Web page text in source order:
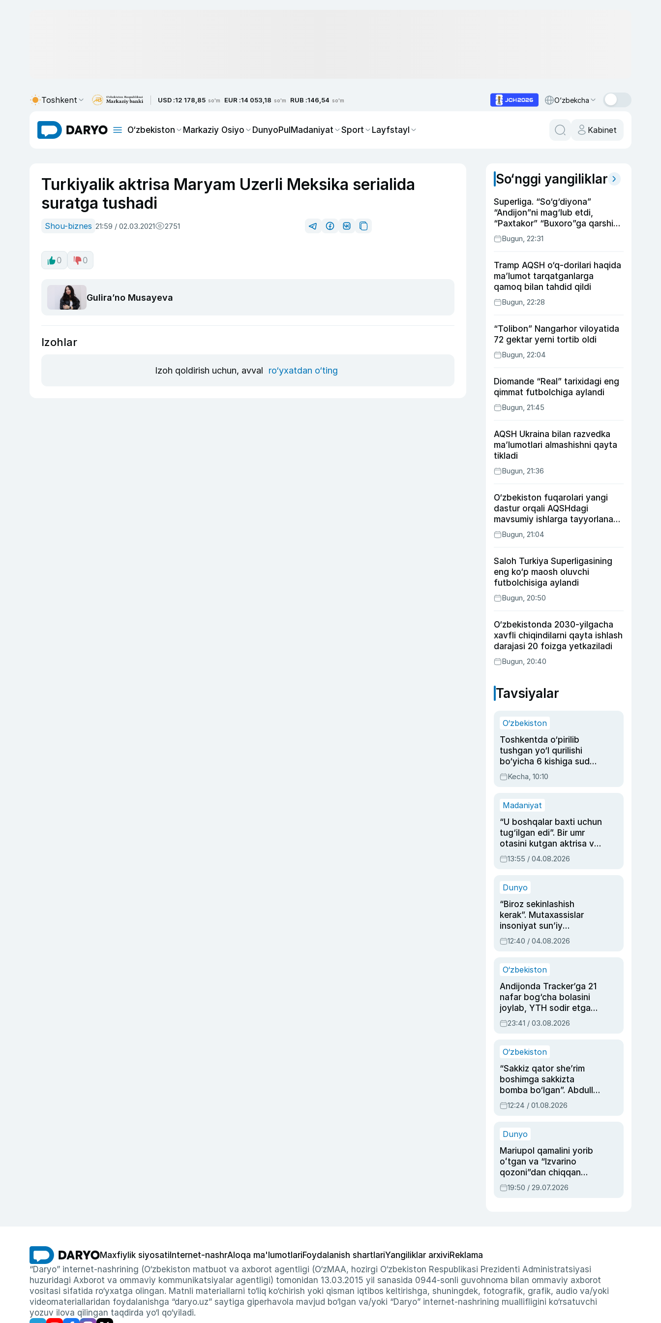
Toshkent USD :12 178,85 so'm EUR :14 053,18 so'm RUB :146,54 so'm O‘zbekcha
O‘zbekiston Markaziy Osiyo DunyoPulMadaniyat Sport Layfstayl Kabinet
Turkiyalik aktrisa Maryam Uzerli Meksika serialida
suratga tushadi
Shou-biznes 21:59 / 02.03.2021 2751
0 0
Guliraʼno Musayeva
Izohlar
Izoh qoldirish uchun, avval ro‘yxatdan o‘ting
So‘nggi yangiliklar
Superliga. “So‘g‘diyona”
“Andijon”ni mag‘lub etdi,
“Paxtakor” “Buxoro”ga qarshi
bahsda g‘alabani qo‘ldan
chiqardi
Bugun, 22:31
Tramp AQSH o‘q-dorilari haqida
ma’lumot tarqatganlarga
qamoq bilan tahdid qildi
Bugun, 22:28
“Tolibon” Nangarhor viloyatida
72 gektar yerni tortib oldi
Bugun, 22:04
Diomande “Real” tarixidagi eng
qimmat futbolchiga aylandi
Bugun, 21:45
AQSH Ukraina bilan razvedka
ma’lumotlari almashishni qayta
tikladi
Bugun, 21:36
O‘zbekiston fuqarolari yangi
dastur orqali AQSHdagi
mavsumiy ishlarga tayyorlanadi
va joylashtiriladi
Bugun, 21:04
Saloh Turkiya Superligasining
eng ko‘p maosh oluvchi
futbolchisiga aylandi
Bugun, 20:50
O‘zbekistonda 2030-yilgacha
xavfli chiqindilarni qayta ishlash
darajasi 20 foizga yetkaziladi
Bugun, 20:40
Tavsiyalar
O‘zbekiston
Toshkentda o‘pirilib
tushgan yo‘l qurilishi
bo‘yicha 6 kishiga sud
hukmi o‘qildi
Kecha, 10:10
Madaniyat
“U boshqalar baxti uchun
tug‘ilgan edi”. Bir umr
otasini kutgan aktrisa va
dublyaj ustasi Rimma
Ahmedovaning
13:55 / 04.08.2026
Dunyo
“Biroz sekinlashish
kerak”. Mutaxassislar
insoniyat sun’iy
intellektni boshqara
olmay qolishidan xavotir
12:40 / 04.08.2026
O‘zbekiston
Andijonda Tracker’ga 21
nafar bog‘cha bolasini
joylab, YTH sodir etgan
ayolga sud hukmi o‘qildi
23:41 / 03.08.2026
O‘zbekiston
“Sakkiz qator she’rim
boshimga sakkizta
bomba bo‘lgan”. Abdulla
Oripovni siyosiy
ayblovlardan asrab
12:24 / 01.08.2026
Dunyo
Mariupol qamalini yorib
oʻtgan va “Izvarino
qozoni”dan chiqqan
qahramon — Ukraina
armiyasi bosh
19:50 / 29.07.2026
Maxfiylik siyosati Internet-nashrAloqa ma'lumotlariFoydalanish shartlariYangiliklar arxiviReklama
“Daryo” internet-nashrining (O‘zbekiston matbuot va axborot agentligi (O‘zMAA, hozirgi O‘zbekiston Respublikasi Prezidenti Administratsiyasi
huzuridagi Axborot va ommaviy kommunikatsiyalar agentligi) tomonidan 13.03.2015 yil sanasida 0944-sonli guvohnoma bilan ommaviy axborot
vositasi sifatida ro‘yxatga olingan. Matnli materiallarni to‘liq ko‘chirish yoki qisman iqtibos keltirishga, shuningdek, fotografik, grafik, audio va/yoki
videomateriallaridan foydalanishga “daryo.uz” saytiga giperhavola mavjud bo‘lgan va/yoki “Daryo” internet-nashrining muallifligini ko‘rsatuvchi
yozuv ilova qilingan taqdirda yo‘l qo‘yiladi.